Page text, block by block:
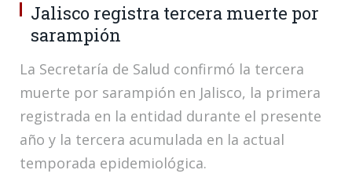
Jalisco registra tercera muerte por
sarampión
La Secretaría de Salud confirmó la tercera
muerte por sarampión en Jalisco, la primera
registrada en la entidad durante el presente
año y la tercera acumulada en la actual
temporada epidemiológica.